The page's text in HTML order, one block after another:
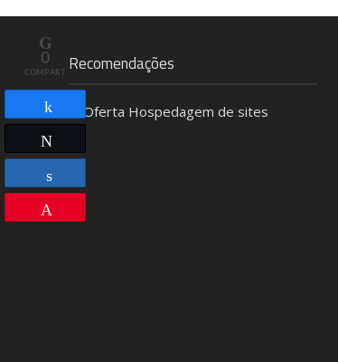
Recomendações
0
COMPART.
Compartilhar
Compartilhar